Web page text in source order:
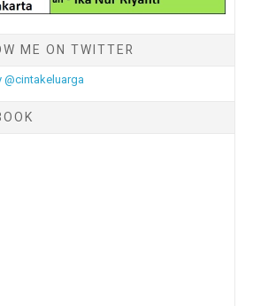
ME ON TWITTER
@cintakeluarga